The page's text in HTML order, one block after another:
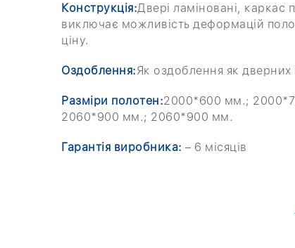
Конструкція:Двері ламіновані,
виключає можливість деформацій
ціну.
Оздоблення:Як оздоблення як дверних
Разміри полотен:2000*600 мм.;
2060*900 мм.; 2060*900 мм.
Гарантія виробника: – 6 місяців